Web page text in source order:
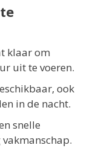
klaar om
uit te voeren.
ook
in de nacht.
snelle